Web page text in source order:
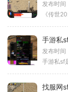
发布时
手游私
发布时
找服网